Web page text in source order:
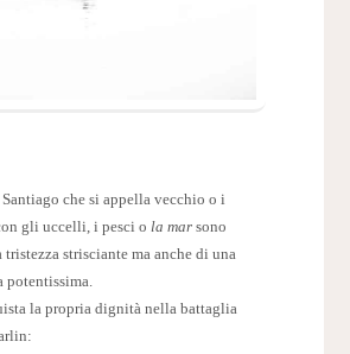
che si appella vecchio o i
gli uccelli, i pesci o la marsono
tristezza strisciante ma anche di una
potentissima.
la propria dignità nella battaglia